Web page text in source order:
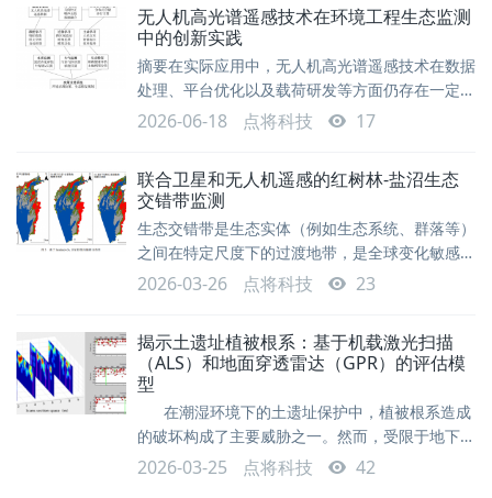
命以来大气新增 140 ppm CO₂也需生态系统清
除。森林是陆地生态系统碳汇主体，贡献陆地碳汇
80% 以上，但森林长周期、高复
无人机高光谱遥感技术在环境工程生态监测
中的创新实践
摘要在实际应用中，无人机高光谱遥感技术在数据
处理、平台优化以及载荷研发等方面仍存在一定局
限。亟需在全面梳理应用现状基础上，发掘全新的
应用模式途径，促进无人机高光谱遥感技术在环境
高光谱遥感技术应用现状的梳理，分析了该技术在
环境工程生态监测方面的创新实践，进而展望这项
技术的发展趋势，以期为无人机高光谱遥感技术在
环境工程生态监测领域的应用提供借鉴。1 无人机
高
2026-06-18 点将科技 17
联合卫星和无人机遥感的红树林-盐沼生态
交错带监测
生态交错带是生态实体（例如生态系统、群落等）
之间在特定尺度下的过渡地带，是全球变化敏感
区、生物多样性出现区以及边缘效应表达区。互花
米草（Spartina alterniflora）是中国沿海滩涂湿
本地物种红树林竞争生长，形成大范围的红树林-
盐沼生态交错带（mangrove-salt marsh
ecotone）。该生态交错带是研究景观格局与生态
过程、监测
2026-03-26 点将科技 23
揭示土遗址植被根系：基于机载激光扫描
（ALS）和地面穿透雷达（GPR）的评估模
型
在潮湿环境下的土遗址保护中，植被根系造成
的破坏构成了主要威胁之一。然而，受限于地下采
样的困难，对根系构型的定量评估仍面临严重制
约。本研究提出了一种将多尺度分割与偏最小二乘
2026-03-25 点将科技 42